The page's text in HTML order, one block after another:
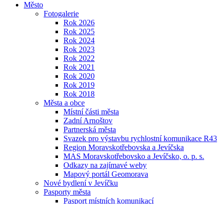
Město
Fotogalerie
Rok 2026
Rok 2025
Rok 2024
Rok 2023
Rok 2022
Rok 2021
Rok 2020
Rok 2019
Rok 2018
Města a obce
Místní části města
Zadní Arnoštov
Partnerská města
Svazek pro výstavbu rychlostní komunikace R43
Region Moravskotřebovska a Jevíčska
MAS Moravskotřebovsko a Jevíčsko, o. p. s.
Odkazy na zajímavé weby
Mapový portál Geomorava
Nové bydlení v Jevíčku
Pasporty města
Pasport místních komunikací